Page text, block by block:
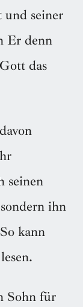
und seiner
Er denn
das
seinen
ihn
kann
Sohn für